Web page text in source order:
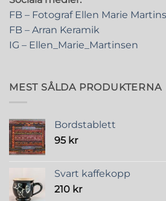
FB – Fotograf Ellen Marie
FB – Arran Keramik
IG – Ellen_Marie_Martinsen
MEST SÅLDA PRODUKTERNA
Bordstablett
95 kr
Svart kaffekopp
210 kr